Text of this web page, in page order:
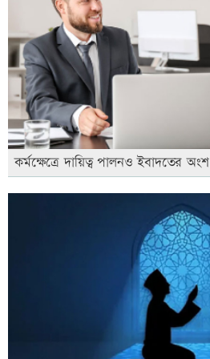
কর্মক্ষেত্রে দায়িত্ব পালনও ইবাদতের অংশ